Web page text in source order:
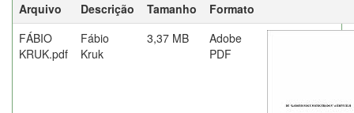
Arquivo
Descrição Tamanho
Formato
FÁBIO
KRUK.pdf
Fábio
Kruk
3,37 MB
Adobe
PDF